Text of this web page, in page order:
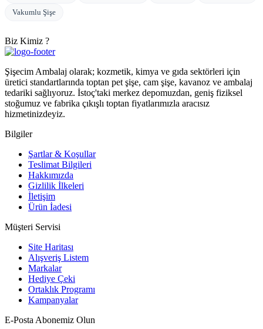
Vakumlu Şişe
Biz Kimiz ?
Şişecim Ambalaj olarak; kozmetik, kimya ve gıda sektörleri için
üretici standartlarında toptan pet şişe, cam şişe, kavanoz ve ambalaj
tedariki sağlıyoruz. İstoç'taki merkez depomuzdan, geniş fiziksel
stoğumuz ve fabrika çıkışlı toptan fiyatlarımızla aracısız
hizmetinizdeyiz.
Bilgiler
Şartlar & Koşullar
Teslimat Bilgileri
Hakkımızda
Gizlilik İlkeleri
İletişim
Ürün İadesi
Müşteri Servisi
Site Haritası
Alışveriş Listem
Markalar
Hediye Çeki
Ortaklık Programı
Kampanyalar
E-Posta Abonemiz Olun